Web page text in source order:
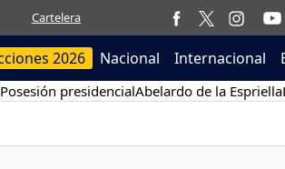
Cartelera
2026 Nacional Internacional
Posesión presidencialAbelardo de la Espriella